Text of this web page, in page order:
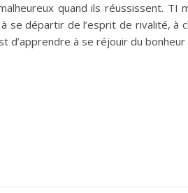
quand ils réussissent. TI
se départir de l’esprit de rivalité, à
à se réjouir du bonheur